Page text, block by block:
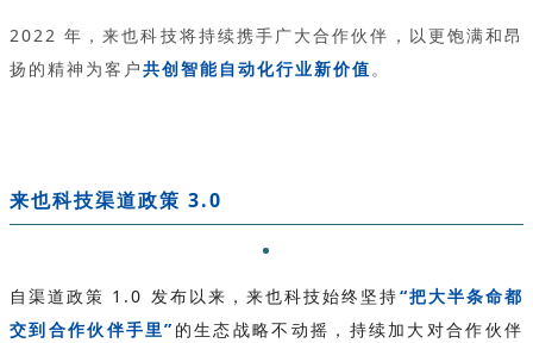
2022 年，来也科技将持续携手广大合作伙伴，以更饱满和昂
扬的精神为客户共创智能自动化行业新价值。
来也科技渠道政策 3.0
自渠道政策 1.0 发布以来，来也科技始终坚持“把大半条命都
交到合作伙伴手里” 的生态战略不动摇，持续加大对合作伙伴